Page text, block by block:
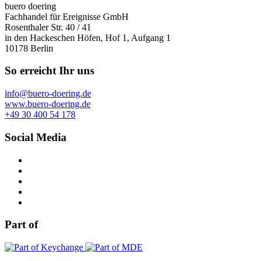
buero doering
Fachhandel für Ereignisse GmbH
Rosenthaler Str. 40 / 41
in den Hackeschen Höfen, Hof 1, Aufgang 1
10178 Berlin
So erreicht Ihr uns
info@buero-doering.de
www.buero-doering.de
+49 30 400 54 178
Social Media
Part of